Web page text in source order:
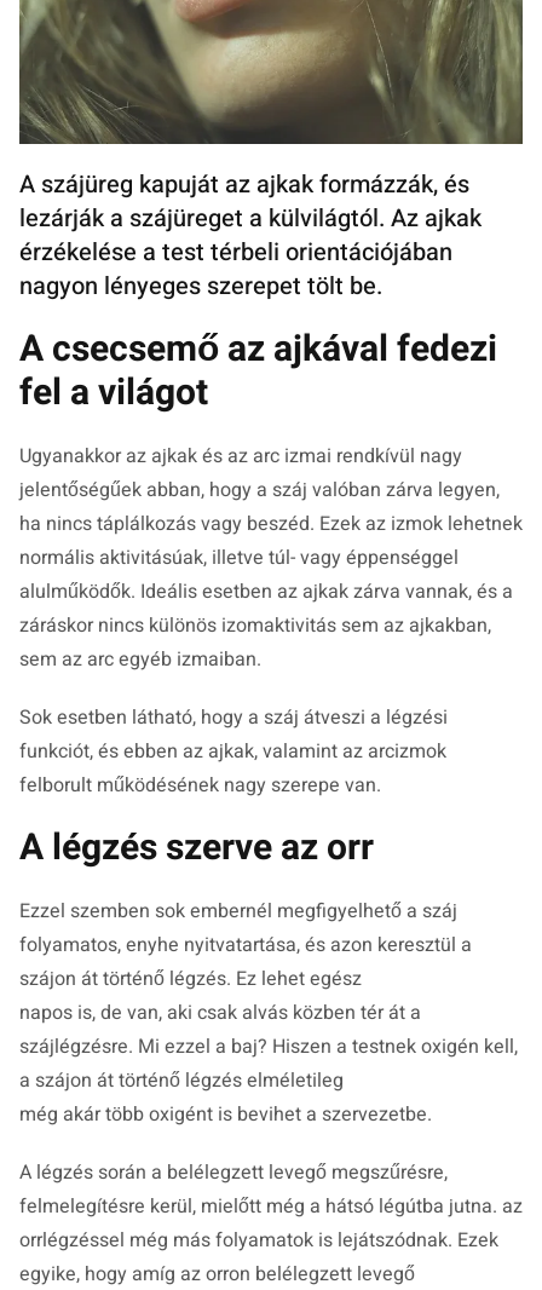
A szájüreg kapuját az ajkak formázzák, és
lezárják a szájüreget a külvilágtól. Az ajkak
érzékelése a test térbeli orientációjában
nagyon lényeges szerepet tölt be.
A csecsemő az ajkával fedezi
fel a világot
Ugyanakkor az ajkak és az arc izmai rendkívül nagy
jelentőségűek abban, hogy a száj valóban zárva legyen,
ha nincs táplálkozás vagy beszéd. Ezek az izmok lehetnek
normális aktivitásúak, illetve túl- vagy éppenséggel
alulműködők. Ideális esetben az ajkak zárva vannak, és a
záráskor nincs különös izomaktivitás sem az ajkakban,
sem az arc egyéb izmaiban.
Sok esetben látható, hogy a száj átveszi a légzési
funkciót, és ebben az ajkak, valamint az arcizmok
felborult működésének nagy szerepe van.
A légzés szerve az orr
Ezzel szemben sok embernél megfigyelhető a száj
folyamatos, enyhe nyitvatartása, és azon keresztül a
szájon át történő légzés. Ez lehet egész
napos is, de van, aki csak alvás közben tér át a
szájlégzésre. Mi ezzel a baj? Hiszen a testnek oxigén kell,
a szájon át történő légzés elméletileg
még akár több oxigént is bevihet a szervezetbe.
A légzés során a belélegzett levegő megszűrésre,
felmelegítésre kerül, mielőtt még a hátsó légútba jutna. az
orrlégzéssel még más folyamatok is lejátszódnak. Ezek
egyike, hogy amíg az orron belélegzett levegő